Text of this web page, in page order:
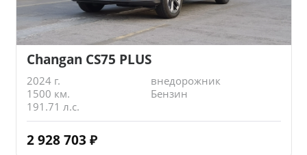
Changan CS75 PLUS
2024 г.
внедорожник
1500 км.
Бензин
191.71 л.с.
2 928 703 ₽